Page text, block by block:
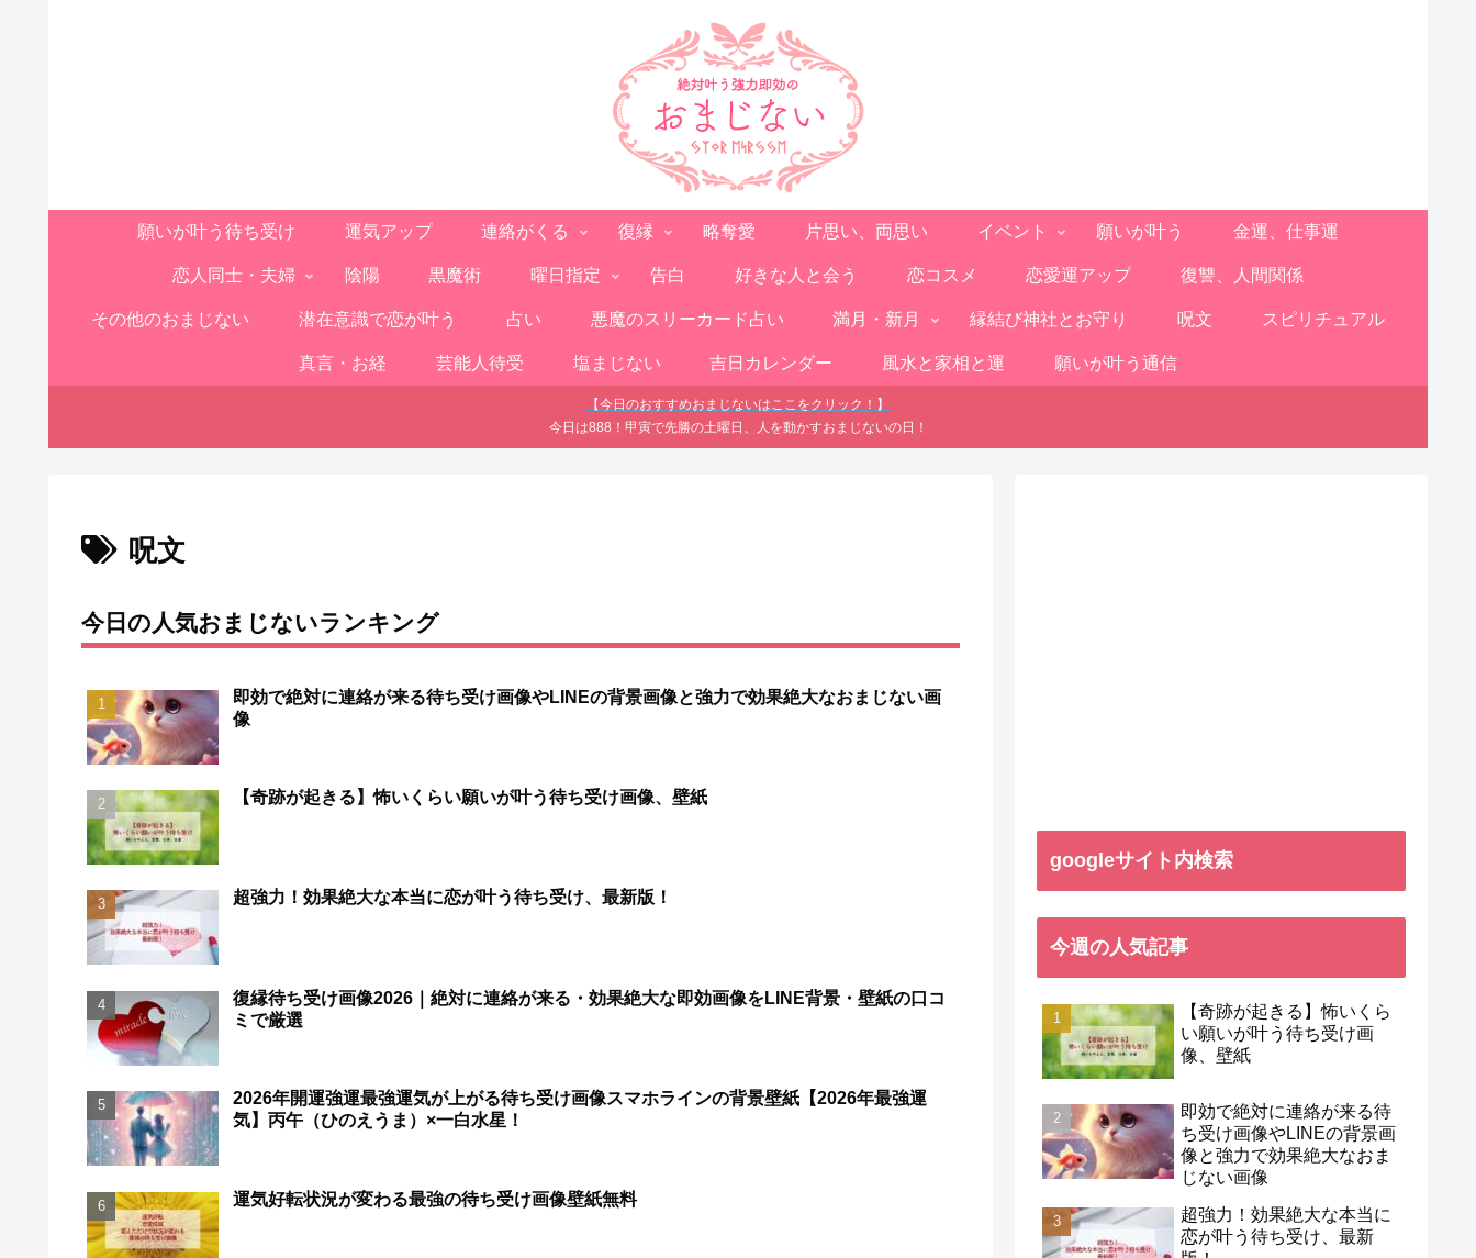
願いが叶う待ち受け 運気アップ 連絡がくる 復縁 略奪愛 片思い、両思い イベント 願いが叶う 金運、仕事運
恋人同士・夫婦 陰陽 黒魔術 曜日指定 告白 好きな人と会う 恋コスメ 恋愛運アップ 復讐、人間関係
その他のおまじない 潜在意識で恋が叶う 占い 悪魔のスリーカード占い 満月・新月 縁結び神社とお守り 呪文 スピリチュアル
真言・お経 芸能人待受 塩まじない 吉日カレンダー 風水と家相と運 願いが叶う通信
【今日のおすすめおまじないはここをクリック！】
今日は888！甲寅で先勝の土曜日、人を動かすおまじないの日！
呪文
今日の人気おまじないランキング
即効で絶対に連絡が来る待ち受け画像やLINEの背景画像と強力で効果絶大なおまじない画
像
【奇跡が起きる】怖いくらい願いが叶う待ち受け画像、壁紙
超強力！効果絶大な本当に恋が叶う待ち受け、最新版！
復縁待ち受け画像2026｜絶対に連絡が来る・効果絶大な即効画像をLINE背景・壁紙の口コ
ミで厳選
2026年開運強運最強運気が上がる待ち受け画像スマホラインの背景壁紙【2026年最強運
気】丙午（ひのえうま）×一白水星！
運気好転状況が変わる最強の待ち受け画像壁紙無料
googleサイト内検索
今週の人気記事
【奇跡が起きる】怖いくら
い願いが叶う待ち受け画
像、壁紙
即効で絶対に連絡が来る待
ち受け画像やLINEの背景画
像と強力で効果絶大なおま
じない画像
超強力！効果絶大な本当に
恋が叶う待ち受け、最新